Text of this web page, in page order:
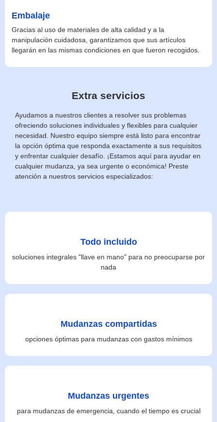
Embalaje
Gracias al uso de materiales de alta calidad y a la
manipulación cuidadosa, garantizamos que sus artículos
llegarán en las mismas condiciones en que fueron recogidos.
Extra servicios
Ayudamos a nuestros clientes a resolver sus problemas
ofreciendo soluciones individuales y flexibles para cualquier
necesidad. Nuestro equipo siempre está listo para encontrar
la opción óptima que responda exactamente a sus requisitos
y enfrentar cualquier desafío. ¡Estamos aquí para ayudar en
cualquier mudanza, ya sea urgente o económica! Preste
atención a nuestros servicios especializados:
Todo incluido
soluciones integrales "llave en mano" para no preocuparse por
nada
Mudanzas compartidas
opciones óptimas para mudanzas con gastos mínimos
Mudanzas urgentes
para mudanzas de emergencia, cuando el tiempo es crucial